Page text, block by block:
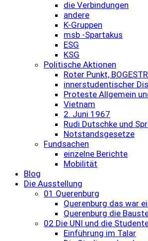
die Verbindungen
andere
K-Gruppen
msb -Spartakus
ESG
KSG
Politische Aktionen
Roter Punkt,
innerstudentischer
Proteste Allgemein
Vietnam
2. Juni 1967
Rudi Dutschke und
Notstandsgesetze
Fundsachen
einzelne Berichte
Mobilität
Blog
Die Ausstellung
01 Querenburg
Querenburg das war
Querenburg die
02 Die UNI und die
Einführung im Talar